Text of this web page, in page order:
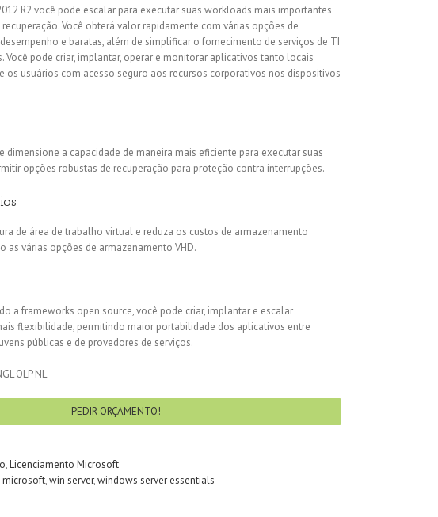
R2 você pode escalar para executar suas workloads mais importantes
Você obterá valor rapidamente com várias opções de
e baratas, além de simplificar o fornecimento de serviços de TI
pode criar, implantar, operar e monitorar aplicativos tanto locais
os usuários com acesso seguro aos recursos corporativos nos dispositivos
dimensione a capacidade de maneira mais eficiente para executar suas
opções robustas de recuperação para proteção contra interrupções.
de área de trabalho virtual e reduza os custos de armazenamento
as várias opções de armazenamento VHD.
a frameworks open source, você pode criar, implantar e escalar
flexibilidade, permitindo maior portabilidade dos aplicativos entre
públicas e de provedores de serviços.
OLP NL
PEDIR ORÇAMENTO!
,Licenciamento Microsoft
microsoft,win server,windows server essentials